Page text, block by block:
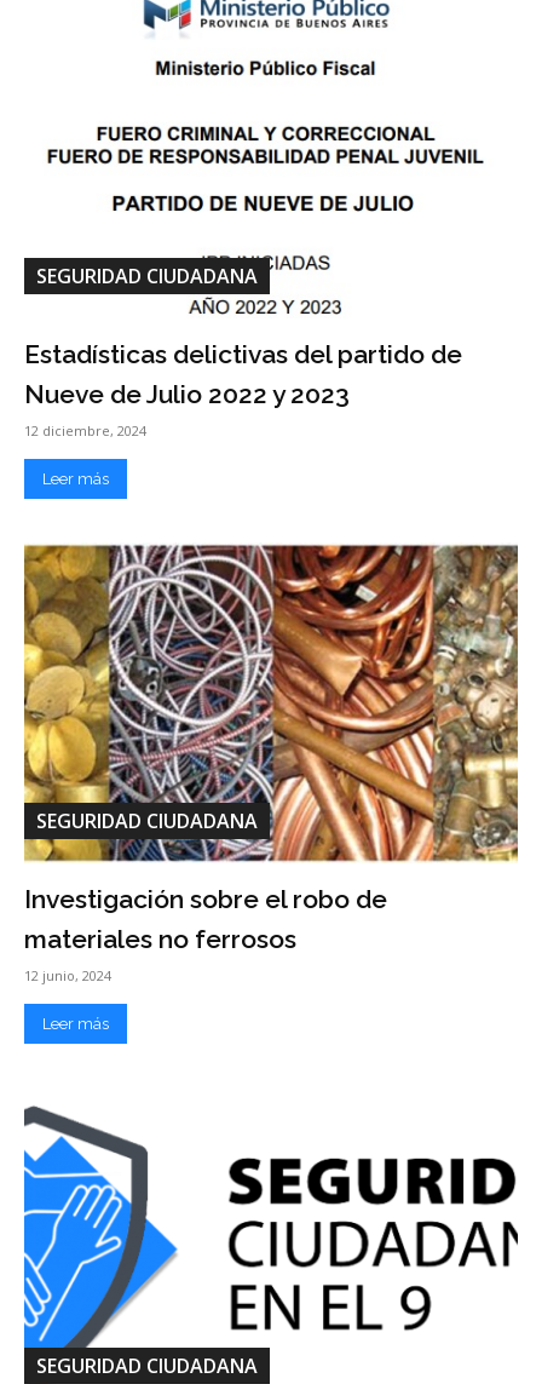
SEGURIDAD CIUDADANA
Estadísticas delictivas del partido de
Nueve de Julio 2022 y 2023
12 diciembre, 2024
Leer más
SEGURIDAD CIUDADANA
Investigación sobre el robo de
materiales no ferrosos
12 junio, 2024
Leer más
SEGURIDAD CIUDADANA